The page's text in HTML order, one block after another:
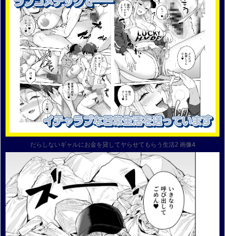
だらしないギャルにお金を貸してヤらせてもらう生活2 画像4